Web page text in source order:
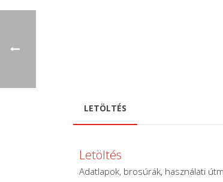
LETÖLTÉS
Letöltés
Adatlapok, brosúrák, használati